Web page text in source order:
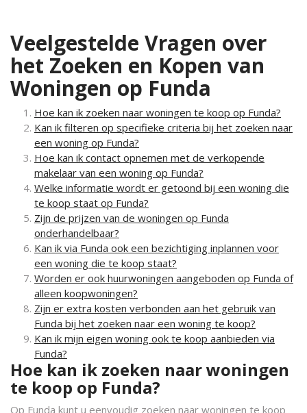
Veelgestelde Vragen over
het Zoeken en Kopen van
Woningen op Funda
Hoe kan ik zoeken naar woningen te koop op Funda?
Kan ik filteren op specifieke criteria bij het zoeken naar
een woning op Funda?
Hoe kan ik contact opnemen met de verkopende
makelaar van een woning op Funda?
Welke informatie wordt er getoond bij een woning die
te koop staat op Funda?
Zijn de prijzen van de woningen op Funda
onderhandelbaar?
Kan ik via Funda ook een bezichtiging inplannen voor
een woning die te koop staat?
Worden er ook huurwoningen aangeboden op Funda of
alleen koopwoningen?
Zijn er extra kosten verbonden aan het gebruik van
Funda bij het zoeken naar een woning te koop?
Kan ik mijn eigen woning ook te koop aanbieden via
Funda?
Hoe kan ik zoeken naar woningen
te koop op Funda?
Op Funda kunt u eenvoudig zoeken naar woningen te koop